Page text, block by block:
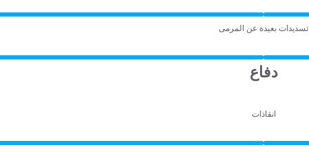
تسديدات بعيدة عن المرمى
دفاع
انقاذات